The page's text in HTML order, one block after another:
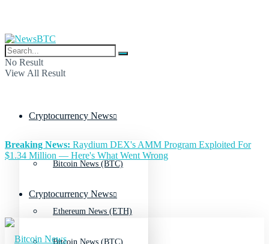
No Result
View All Result
Cryptocurrency News
Bitcoin News (BTC)
Ethereum News (ETH)
Breaking News: Raydium DEX's AMM Program Exploited For
$1.34 Million — Here's What Went Wrong
Cryptocurrency News
Bitcoin News (BTC)